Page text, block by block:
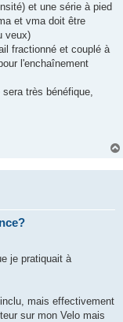
et une série à pied
et vma doit être
veux)
fractionné et couplé à
l'enchaînement
très bénéfique,
je pratiquait à
mais effectivement
sur mon Velo mais